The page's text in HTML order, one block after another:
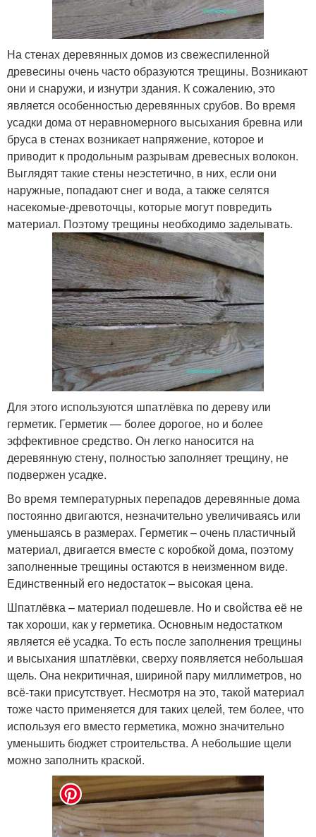
На стенах деревянных домов из свежеспиленной
древесины очень часто образуются трещины. Возникают
они и снаружи, и изнутри здания. К сожалению, это
является особенностью деревянных срубов. Во время
усадки дома от неравномерного высыхания бревна или
бруса в стенах возникает напряжение, которое и
приводит к продольным разрывам древесных волокон.
Выглядят такие стены неэстетично, в них, если они
наружные, попадают снег и вода, а также селятся
насекомые-древоточцы, которые могут повредить
материал. Поэтому трещины необходимо заделывать.
Для этого используются шпатлёвка по дереву или
герметик. Герметик — более дорогое, но и более
эффективное средство. Он легко наносится на
деревянную стену, полностью заполняет трещину, не
подвержен усадке.
Во время температурных перепадов деревянные дома
постоянно двигаются, незначительно увеличиваясь или
уменьшаясь в размерах. Герметик – очень пластичный
материал, двигается вместе с коробкой дома, поэтому
заполненные трещины остаются в неизменном виде.
Единственный его недостаток – высокая цена.
Шпатлёвка – материал подешевле. Но и свойства её не
так хороши, как у герметика. Основным недостатком
является её усадка. То есть после заполнения трещины
и высыхания шпатлёвки, сверху появляется небольшая
щель. Она некритичная, шириной пару миллиметров, но
всё-таки присутствует. Несмотря на это, такой материал
тоже часто применяется для таких целей, тем более, что
используя его вместо герметика, можно значительно
уменьшить бюджет строительства. А небольшие щели
можно заполнить краской.